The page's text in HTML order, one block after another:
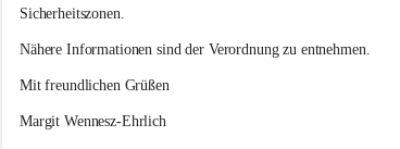
Sicherheitszonen.
Nähere Informationen sind der Verordnung zu entnehmen.
Mit freundlichen Grüßen
Margit Wennesz-Ehrlich